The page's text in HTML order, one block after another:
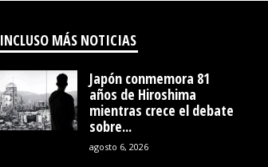
INCLUSO MÁS NOTICIAS
Japón conmemora 81
años de Hiroshima
mientras crece el debate
sobre...
agosto 6, 2026